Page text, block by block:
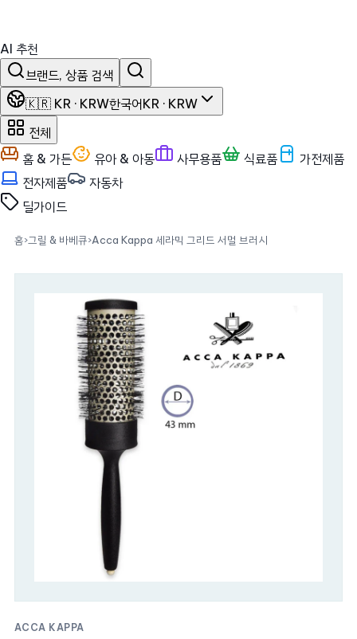
AI 추천
브랜드, 상품 검색
🇰🇷 KR · KRW한국어KR · KRW
전체
홈 & 가든
유아 & 아동 사무용품 식료품
가전제품
전자제품
자동차
딜가이드
홈›그릴 & 바베큐›Acca Kappa 세라믹 그리드 서멀 브러시
ACCA KAPPA